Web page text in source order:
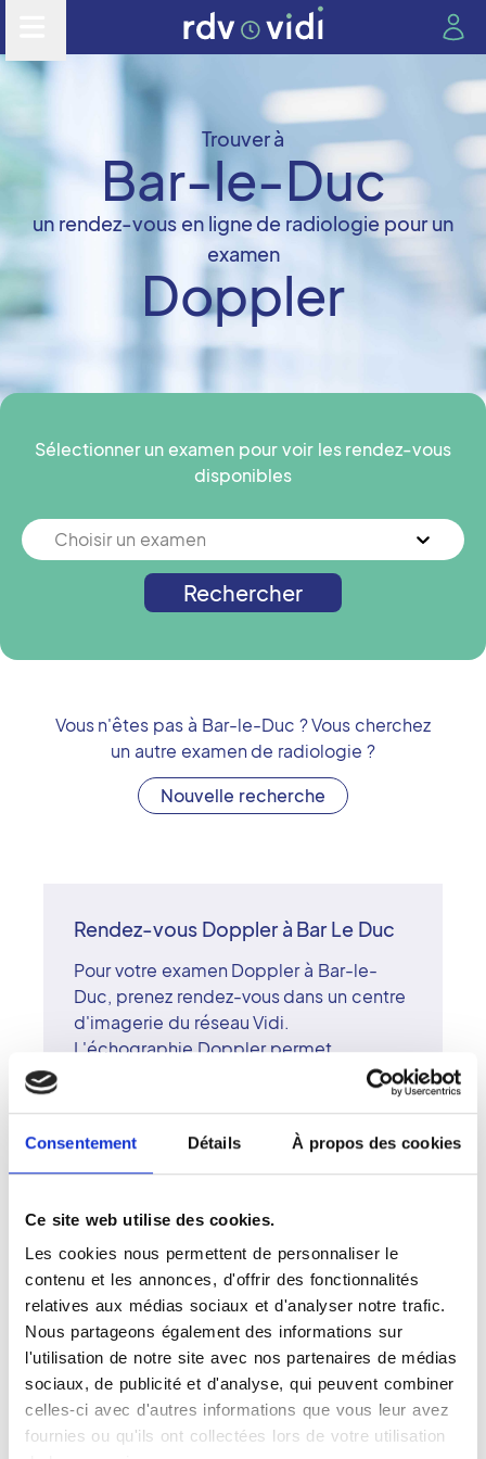
Consentement Détails À propos des cookies
Ce site web utilise des cookies.
Les cookies nous permettent de personnaliser le
contenu et les annonces, d'offrir des fonctionnalités
relatives aux médias sociaux et d'analyser notre trafic.
Nous partageons également des informations sur
l'utilisation de notre site avec nos partenaires de médias
sociaux, de publicité et d'analyse, qui peuvent combiner
celles-ci avec d'autres informations que vous leur avez
fournies ou qu'ils ont collectées lors de votre utilisation
Trouver à
Bar-le-Duc
un rendez-vous en ligne de radiologie pour un
examen
Doppler
Sélectionner un examen pour voir les rendez-vous
disponibles
Choisir un examen
Rechercher
Vous n'êtes pas à Bar-le-Duc ? Vous cherchez
un autre examen de radiologie ?
Nouvelle recherche
Rendez-vous Doppler à Bar Le Duc
Pour votre examen Doppler à Bar-le-
Duc, prenez rendez-vous dans un centre
d'imagerie du réseau Vidi.
L'échographie Doppler permet
d'explorer la circulation du sang dans les
vaisseaux, d'analyser le flux et de repérer
sans rayons X est rapide, indolore et
essentiel dans le suivi des pathologies
surspécialisés du centre de Bar-le-Duc
utilisent des équipements de haute
précision pour fournir un diagnostic
fiable. Le réseau Vidi s'engage pour une
imagerie de qualité, centrée sur la
sécurité et la transparence. À Bar-le-
Duc, chaque Doppler s'effectue dans
une atmosphère professionnelle et
bienveillante, où le patient reste au cour